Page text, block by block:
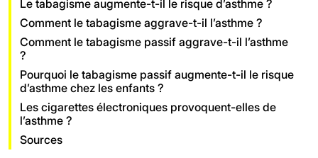
Le tabagisme augmente-t-il le risque d’asthme ?
Comment le tabagisme aggrave-t-il l’asthme ?
Comment le tabagisme passif aggrave-t-il l’asthme
?
Pourquoi le tabagisme passif augmente-t-il le risque
d’asthme chez les enfants ?
Les cigarettes électroniques provoquent-elles de
l’asthme ?
Sources